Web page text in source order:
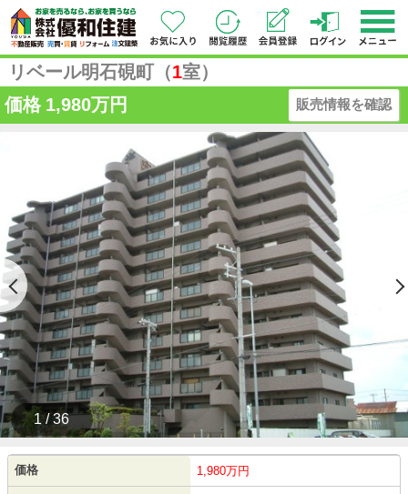
リベール明石硯町（1室）
価格 1,980万円 販売情報を確認
1 / 36
価格 1,980万円